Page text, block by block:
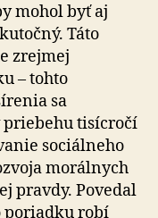
mohol byť aj
Táto
zrejmej
– tohto
sa
priebehu tisícročí
sociálneho
morálnych
pravdy. Povedal
poriadku robí